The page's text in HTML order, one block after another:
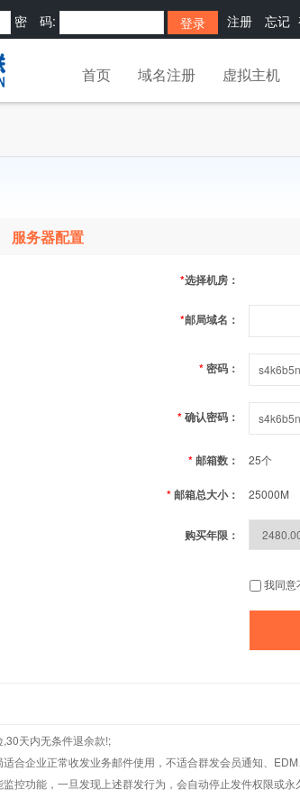
密 码: 注册 忘记
首页 域名注册 虚拟主机
服务器配置
*选择机房：
*邮局域名：
*密码：
*确认密码：
*邮箱数： 25个
*邮箱总大小： 25000M
购买年限：
我同意
天内无条件退余款!;
适合企业正常收发业务邮件使用，不适合群发会员通知、
监控功能，一旦发现上述群发行为，会自动停止发件权限或永